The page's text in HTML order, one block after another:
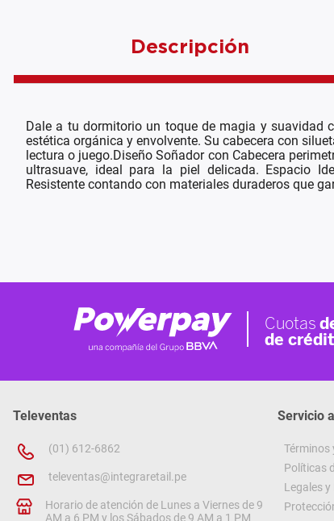
Descripción
Dale a tu dormitorio un toque de magia y suavidad
estética orgánica y envolvente. Su cabecera con
lectura o juego.Diseño Soñador con Cabecera
ultrasuave, ideal para la piel delicada. Espacio
Resistente contando con materiales duraderos que
Televentas
(01) 612-6862
televentas@integraretail.pe
Horario de atención de Lunes a Viernes de 9
AM a 6 PM y los Sábados de 9 AM a 1 PM
Servicio
Términos
Políticas
Legales